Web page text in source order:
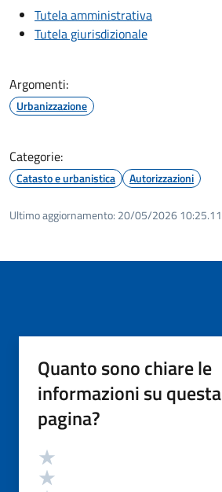
Tutela amministrativa
Tutela giurisdizionale
Argomenti:
Urbanizzazione
Categorie:
Catasto e urbanistica Autorizzazioni
Ultimo aggiornamento: 20/05/2026 10:25.11
Quanto sono chiare le
informazioni su questa
pagina?
Valutazione